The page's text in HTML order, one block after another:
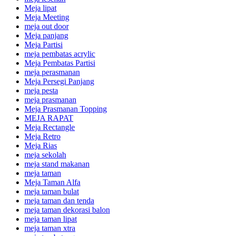
Meja lipat
Meja Meeting
meja out door
Meja panjang
Meja Partisi
meja pembatas acrylic
Meja Pembatas Partisi
meja perasmanan
Meja Persegi Panjang
meja pesta
meja prasmanan
Meja Prasmanan Topping
MEJA RAPAT
Meja Rectangle
Meja Retro
Meja Rias
meja sekolah
meja stand makanan
meja taman
Meja Taman Alfa
meja taman bulat
meja taman dan tenda
meja taman dekorasi balon
meja taman lipat
meja taman xtra